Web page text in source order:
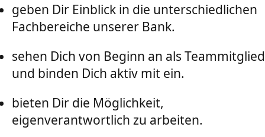
geben Dir Einblick in die unterschiedlichen
Fachbereiche unserer Bank.
sehen Dich von Beginn an als Teammitglied
und binden Dich aktiv mit ein.
bieten Dir die Möglichkeit,
eigenverantwortlich zu arbeiten.